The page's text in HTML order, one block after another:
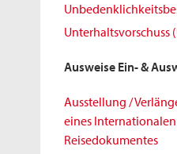
Unterhaltsvorschuss
Ausweise Ein- &
Ausstellung /
eines Internationalen
Reisedokumentes